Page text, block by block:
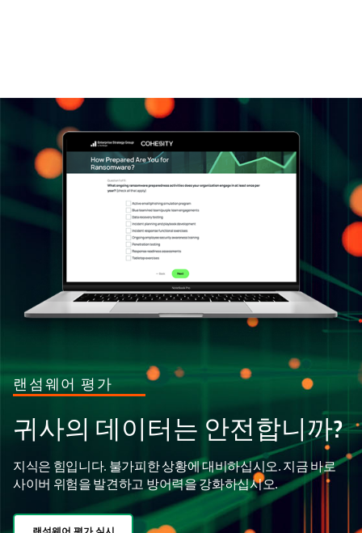
랜섬웨어 평가
귀사의 데이터는 안전합니까?
지식은 힘입니다. 불가피한 상황에 대비하십시오. 지금 바로
사이버 위험을 발견하고 방어력을 강화하십시오.
랜섬웨어 평가 실시